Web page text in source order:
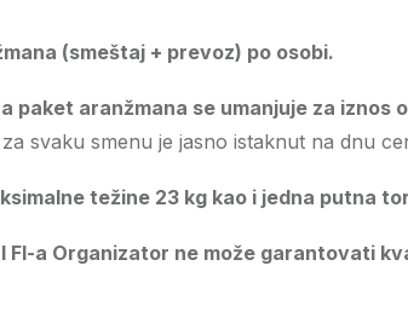
(smeštaj + prevoz) po osobi.
aranžmana se umanjuje za iznos
svaku smenu je jasno istaknut na dnu
težine 23 kg kao i jedna putna
FI-a Organizator ne može garantovati